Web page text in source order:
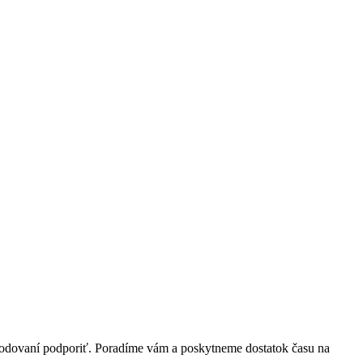
podporiť. Poradíme vám a poskytneme dostatok času na